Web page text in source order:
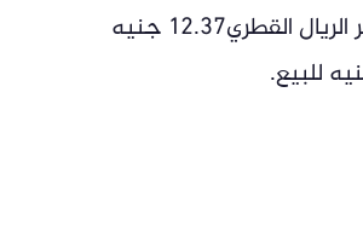
جنيه للبيع.‏‎سعر الريال القطري12.37 جنيه